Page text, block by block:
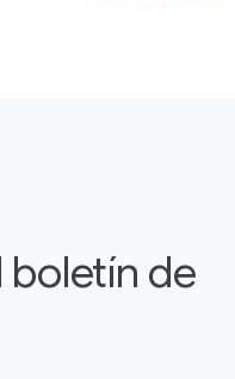
boletín de